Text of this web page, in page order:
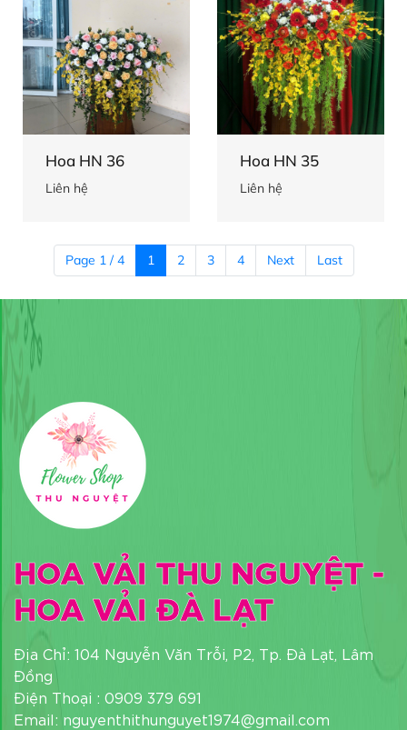
Hoa HN 36
Liên hệ
Hoa HN 35
Liên hệ
Page 1 / 4 1 2 3 4 Next Last
HOA VẢI THU NGUYỆT -
HOA VẢI ĐÀ LẠT
Địa Chỉ: 104 Nguyễn Văn Trỗi, P2, Tp. Đà Lạt, Lâm
Đồng
Điện Thoại : 0909 379 691
Email: nguyenthithunguyet1974@gmail.com